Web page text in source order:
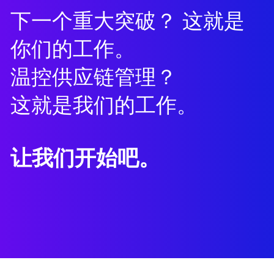
下一个重大突破？ 这就是
你们的工作。
温控供应链管理？
这就是我们的工作。
让我们开始吧。